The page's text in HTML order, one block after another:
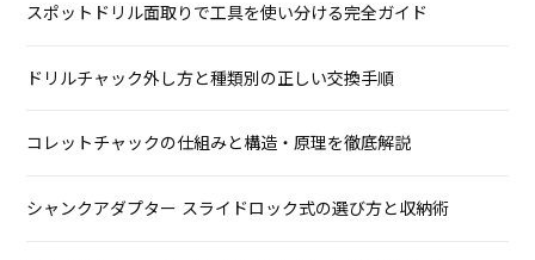
スポットドリル面取りで工具を使い分ける完全ガイド
ドリルチャック外し方と種類別の正しい交換手順
コレットチャックの仕組みと構造・原理を徹底解説
シャンクアダプター スライドロック式の選び方と収納術